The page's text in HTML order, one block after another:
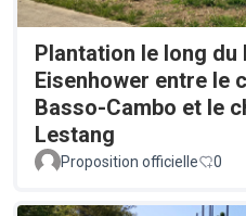
Plantation le long du
Eisenhower entre le
Basso-Cambo et le
Lestang
Proposition officielle 0